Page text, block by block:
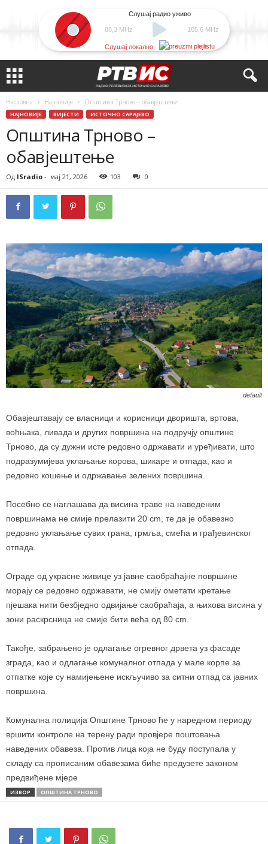
88,3 MHz
Слушај радио уживо
105,6 MHz
Слушај локално
Насловна Најновије Општина Трново – обавјештење
НАЈНОВИЈЕ ВИЈЕСТИ ИСТОЧНО САРАЈЕВО
Општина Трново –
обавјештење
Од ISradio - мај 21, 2026 103 0
default
Обавјештавају се власници и корисници дворишта, вртова,
воћњака, ливада и других површина на подручју општине
Трново, да су дужни исте редовно одржавати и уређивати, што
подразумијева уклањање корова, шикаре и отпада, као и
редовно кошење и одржавање зелених површина.
Посебно се наглашава да висина траве на наведеним
површинама не смије прелазити 20 cm, те да је обавезно
редовно уклањање сувих грана, грмља, смећа и грађевинског
отпада.
Ограде од украсне живице уз јавне саобраћајне површине
морају се редовно одржавати, не смију ометати кретање
пјешака нити безбједно одвијање саобраћаја, а њихова висина у
зони раскрсница не смије бити већа од 80 cm.
Такође, забрањено је одлагање огревног дрвета уз фасаде
зграда, као и одлагање комуналног отпада у мале корпе за
отпатке које су намијењене искључиво за ситни отпад са јавних
површина.
Комунална полиција Општине Трново ће у наредном периоду
вршити контроле на терену ради провјере поштовања
наведених обавеза. Против лица која не буду поступала у
складу са прописаним обавезама биће предузете законом
предвиђене мјере
ИЗВОР ОПШТИНА ТРНОВО